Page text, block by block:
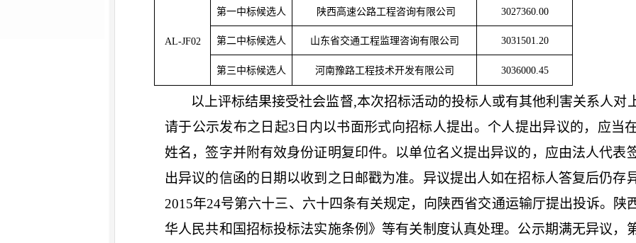
AL-JF02
第一中标候选人 陕西高速公路工程咨询有限公司 3027360.00
第二中标候选人 山东省交通工程监理咨询有限公司 3031501.20
第三中标候选人 河南豫路工程技术开发有限公司 3036000.45
以上评标结果接受社会监督,本次招标活动的投标人或有其他利害关系人对
请于公示发布之日起3日内以书面形式向招标人提出。个人提出异议的，应当
姓名，签字并附有效身份证明复印件。以单位名义提出异议的，应由法人代表
出异议的信函的日期以收到之日邮戳为准。异议提出人如在招标人答复后仍存
2015年24号第六十三、六十四条有关规定，向陕西省交通运输厅提出投诉。陕
华人民共和国招标投标法实施条例》等有关制度认真处理。公示期满无异议，